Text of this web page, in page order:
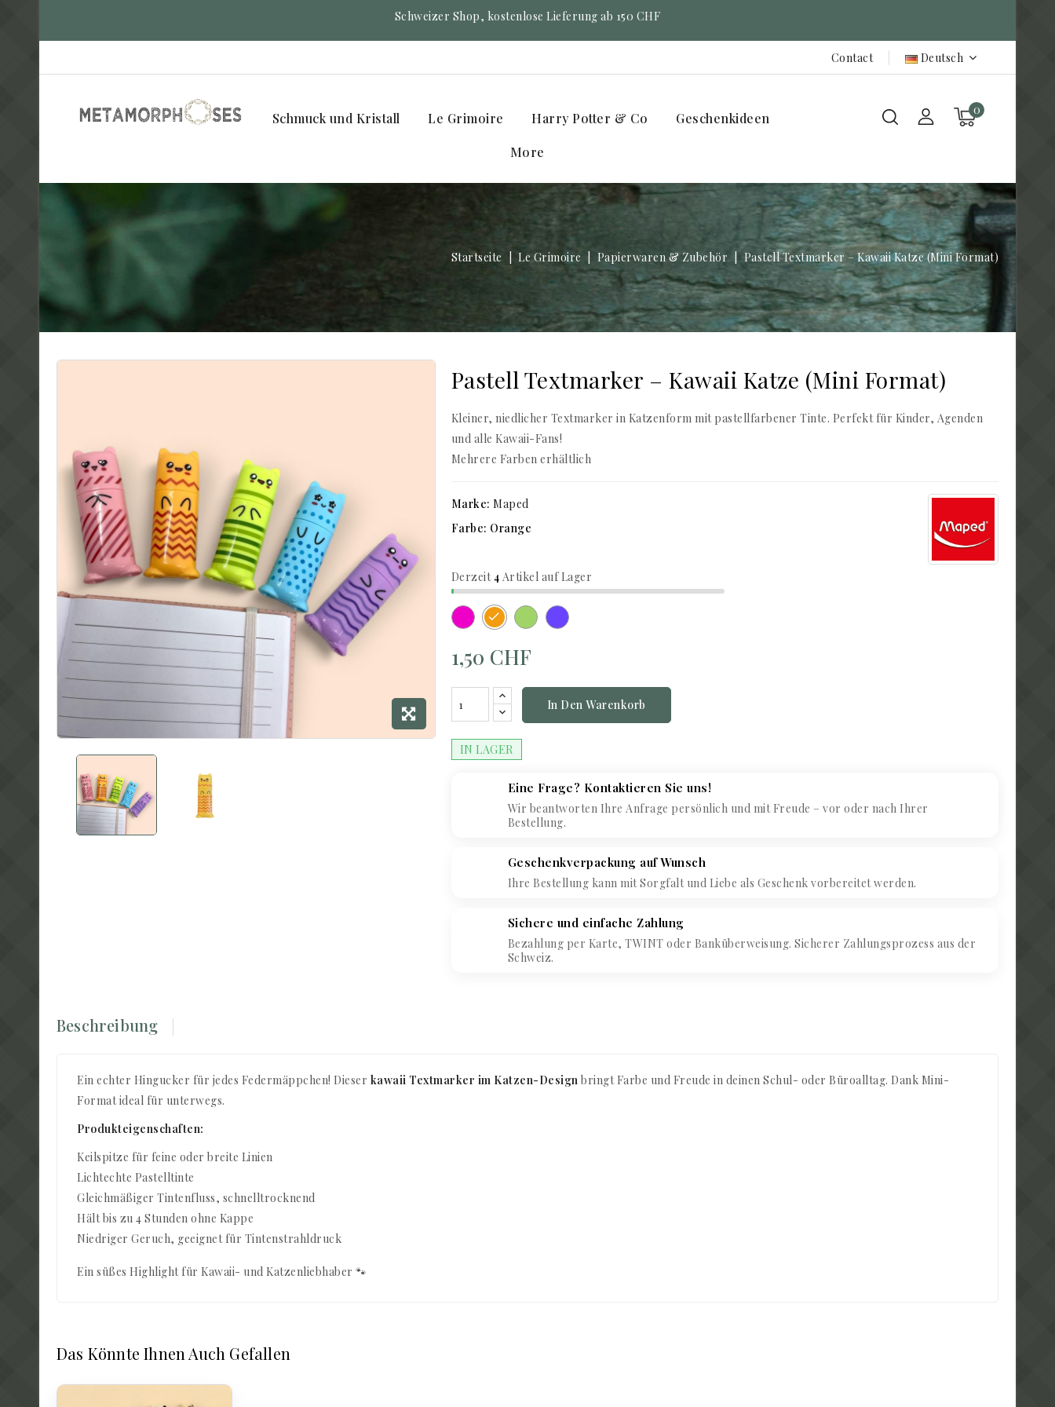
Schweizer Shop, kostenlose Lieferung ab 150 CHF
Contact Deutsch
0
Schmuck und Kristall Le Grimoire Harry Potter & Co Geschenkideen
More
Startseite Le Grimoire Papierwaren & Zubehör Pastell Textmarker – Kawaii Katze (Mini Format)
Pastell Textmarker – Kawaii Katze (Mini Format)
Kleiner, niedlicher Textmarker in Katzenform mit pastellfarbener Tinte. Perfekt für Kinder, Agenden
und alle Kawaii-Fans!
Mehrere Farben erhältlich
Marke: Maped
Derzeit4 Artikel auf Lager
Farbe: Orange
Pink OrangeGrün Violett
1,50 CHF
In Den Warenkorb
IN LAGER
Eine Frage? Kontaktieren Sie uns!
Wir beantworten Ihre Anfrage persönlich und mit Freude – vor oder nach Ihrer
Bestellung.
Geschenkverpackung auf Wunsch
Ihre Bestellung kann mit Sorgfalt und Liebe als Geschenk vorbereitet werden.
Sichere und einfache Zahlung
Bezahlung per Karte, TWINT oder Banküberweisung. Sicherer Zahlungsprozess aus der
Schweiz.
Beschreibung
Ein echter Hingucker für jedes Federmäppchen! Dieser kawaii Textmarker im Katzen-Design bringt Farbe und Freude in deinen Schul- oder Büroalltag. Dank Mini-
Format ideal für unterwegs.
Produkteigenschaften:
Keilspitze für feine oder breite Linien
Lichtechte Pastelltinte
Gleichmäßiger Tintenfluss, schnelltrocknend
Hält bis zu 4 Stunden ohne Kappe
Niedriger Geruch, geeignet für Tintenstrahldruck
Ein süßes Highlight für Kawaii- und Katzenliebhaber 🐾
Das Könnte Ihnen Auch Gefallen